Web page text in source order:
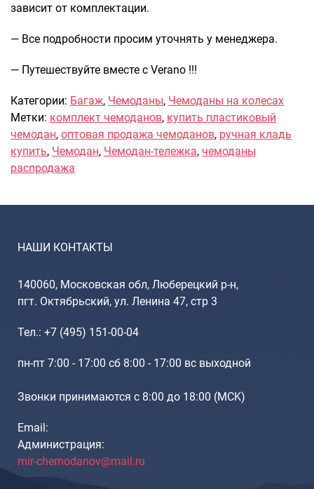
зависит от комплектации.
— Все подробности просим уточнять у менеджера.
— Путешествуйте вместе с Verano !!!
Категории: Багаж, Чемоданы, Чемоданы на колесах
Метки: комплект чемоданов, купить пластиковый
чемодан, оптовая продажа чемоданов, ручная кладь
купить, Чемодан, Чемодан-тележка, чемоданы
распродажа
НАШИ КОНТАКТЫ
140060, Московская обл, Люберецкий р-н,
пгт. Октябрьский, ул. Ленина 47, стр 3
Тел.: +7 (495) 151-00-04
пн-пт 7:00 - 17:00 сб 8:00 - 17:00 вс выходной
Звонки принимаются с 8:00 до 18:00 (МCK)
Email:
Администрация:
mir-chemodanov@mail.ru